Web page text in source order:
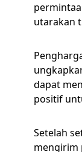
utarakan
dapat
positif
Setelah
mengirim